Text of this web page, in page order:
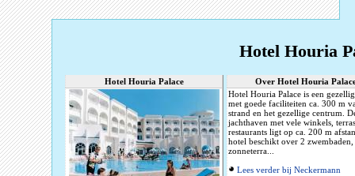
Hotel Houria
Hotel Houria Palace
Over Hotel Houria
Hotel Houria Palace is een
met goede faciliteiten ca. 300 m
strand en het gezellige centrum.
jachthaven met vele winkels,
restaurants ligt op ca. 200 m
hotel beschikt over 2 zwembaden,
zonneterra...
Lees verder bij Neckermann